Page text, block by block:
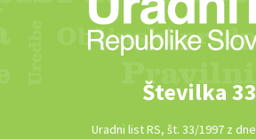
Številka 33
Uradni list RS, št. 33/1997 z